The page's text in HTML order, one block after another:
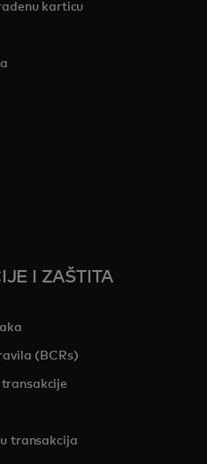
karticu
a new tab
I ZAŠTITA
(BCRs)
tab
transakcija